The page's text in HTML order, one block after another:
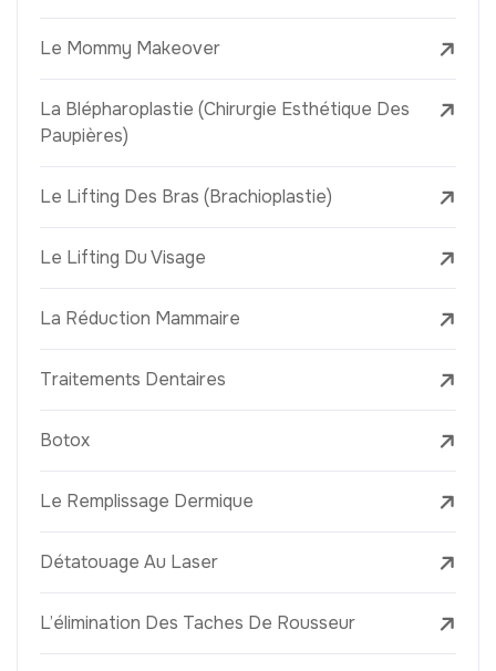
Le Mommy Makeover
La Blépharoplastie (Chirurgie Esthétique Des
Paupières)
Le Lifting Des Bras (Brachioplastie)
Le Lifting Du Visage
La Réduction Mammaire
Traitements Dentaires
Botox
Le Remplissage Dermique
Détatouage Au Laser
L’élimination Des Taches De Rousseur